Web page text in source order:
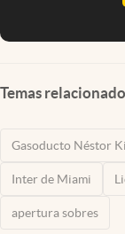
Temas
Gasoducto Néstor
Inter de Miami
apertura sobres